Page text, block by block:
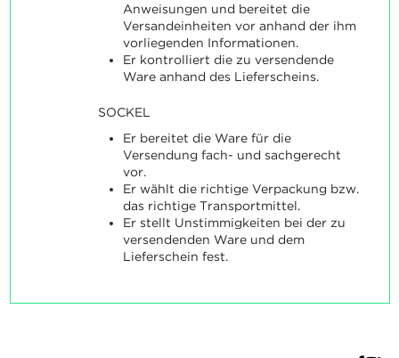
Anweisungen und bereitet die
Versandeinheiten vor anhand der ihm
vorliegenden Informationen.
Er kontrolliert die zu versendende
Ware anhand des Lieferscheins.
SOCKEL
Er bereitet die Ware für die
Versendung fach- und sachgerecht
vor.
Er wählt die richtige Verpackung bzw.
das richtige Transportmittel.
Er stellt Unstimmigkeiten bei der zu
versendenden Ware und dem
Lieferschein fest.